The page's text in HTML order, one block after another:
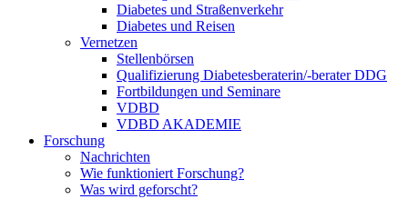
Diabetes und Straßenverkehr
Diabetes und Reisen
Vernetzen
Stellenbörsen
Qualifizierung Diabetesberaterin/­-berater DDG
Fortbildungen und Seminare
VDBD
VDBD AKADEMIE
Forschung
Nachrichten
Wie funktioniert Forschung?
Was wird geforscht?